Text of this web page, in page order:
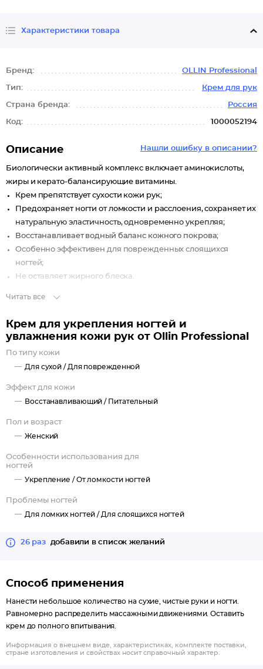
Характеристики товара
Бренд: OLLIN Professional
Тип: Крем для рук
Страна бренда: Россия
Код: 1000052194
Нашли ошибку в описании?
Описание
Биологически активный комплекс включает аминокислоты,
жиры и керато-балансирующие витамины.
Крем препятствует сухости кожи рук;
Предохраняет ногти от ломкости и расслоения, сохраняет их
натуральную эластичность, одновременно укрепляя;
Восстанавливает водный баланс кожного покрова;
Особенно эффективен для поврежденных слоящихся
ногтей;
Не оставляет жирного блеска.
Читать все
Крем для укрепления ногтей и
увлажнения кожи рук от Ollin Professional
По типу кожи
Для сухой / Для поврежденной
Эффект для кожи
Восстанавливающий / Питательный
Пол и возраст
Женский
Особенности использования для
ногтей
Укрепление /От ломкости ногтей
Проблемы ногтей
Для ломких ногтей / Для слоящихся ногтей
26 раз добавили в список желаний
Способ применения
Нанести небольшое количество на сухие, чистые руки и ногти.
Равномерно распределить массажными движениями. Оставить
крем до полного впитывания.
Информация о внешнем виде, характеристиках, комплекте поставки,
стране изготовления и свойствах носит справочный характер.